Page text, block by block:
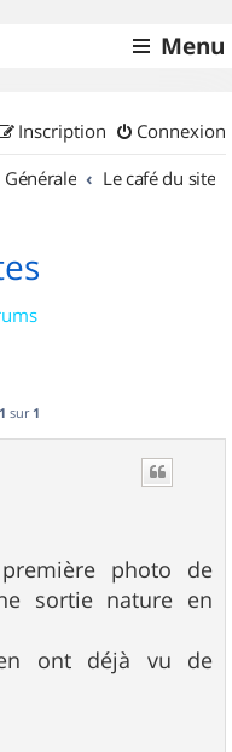
Menu
Connexion
Inscription
Générale Le café du site
1 sur 1
photo de
sortie nature en
ont déjà vu de